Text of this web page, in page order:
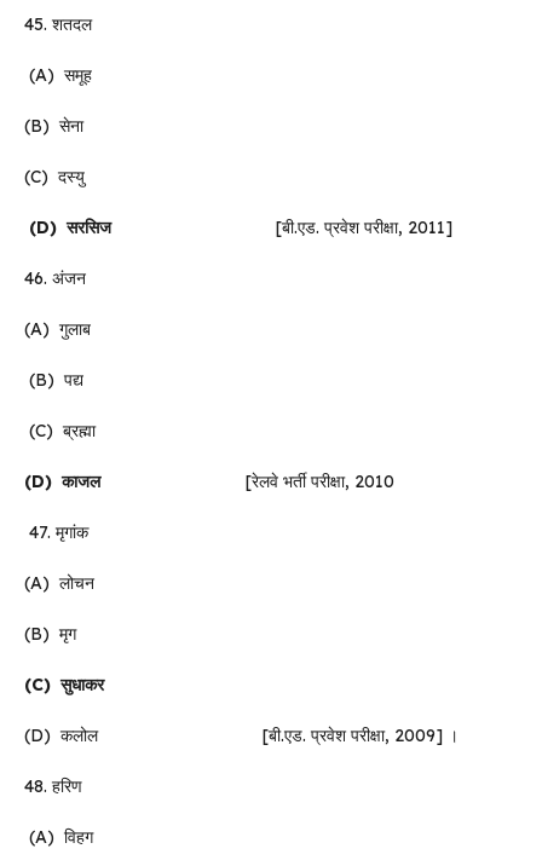
45. शतदल
(A) समूह
(B) सेना
(C) दस्यु
(D)सरसिज [बी.एड. प्रवेश परीक्षा, 2011]
46. अंजन
(A) गुलाब
(B) पद्य
(C) ब्रह्मा
(D)काजल [रेलवे भर्ती परीक्षा, 2010
47. मृगांक
(A) लोचन
(B) मृग
(C)सुधाकर
(D) कलोल [बी.एड. प्रवेश परीक्षा, 2009] ।
48. हरिण
(A) विहग